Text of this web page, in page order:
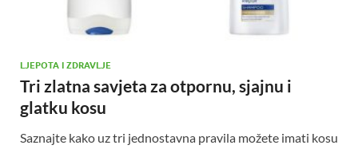
LJEPOTA I ZDRAVLJE
Tri zlatna savjeta za otpornu, sjajnu i
glatku kosu
Saznajte kako uz tri jednostavna pravila možete imati kosu